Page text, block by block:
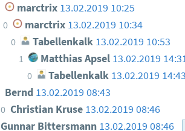
marctrix 13.02.2019 10:25
0 marctrix 13.02.2019 10:34
0 Tabellenkalk 13.02.2019 10:53
1 Matthias Apsel 13.02.2019
0 Tabellenkalk 13.02.2019
Bernd 13.02.2019 08:43
0 Christian Kruse 13.02.2019 08:46
Gunnar Bittersmann 13.02.2019 08:46